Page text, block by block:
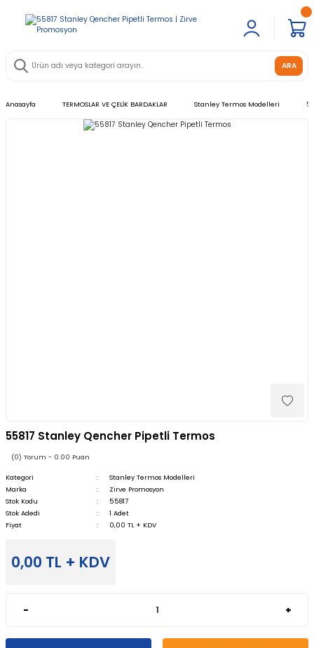
ARA
Anasayfa TERMOSLAR VE ÇELİK BARDAKLAR Stanley Termos Modelleri
55817 Stanley Qencher Pipetli Termos
(0) Yorum - 0.00 Puan
Kategori
Stanley Termos Modelleri
Marka
Zirve Promosyon
Stok Kodu
55817
Stok Adedi
1 Adet
Fiyat
0,00 TL + KDV
0,00 TL + KDV
- +